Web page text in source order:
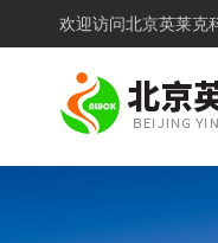
欢迎访问北京英莱克